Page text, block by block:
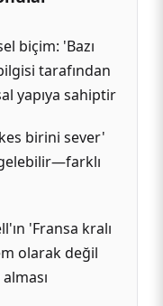
biçim: 'Bazı
tarafından
yapıya sahiptir
birini sever'
'Fransa kralı
olarak değil